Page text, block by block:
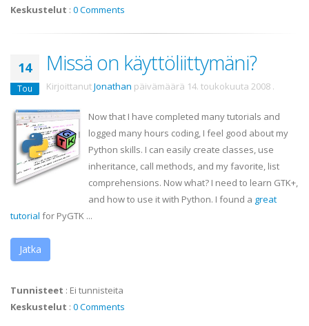
Keskustelut : 0 Comments
14
Tou
Missä on käyttöliittymäni?
KirjoittanutJonathan päivämäärä 14. toukokuuta 2008 .
Now that I have completed many tutorials and
logged many hours coding, I feel good about my
Python skills. I can easily create classes, use
inheritance, call methods, and my favorite, list
comprehensions. Now what? I need to learn GTK+,
and how to use it with Python. I found a great
tutorial for PyGTK ...
Jatka
Tunnisteet : Ei tunnisteita
Keskustelut : 0 Comments